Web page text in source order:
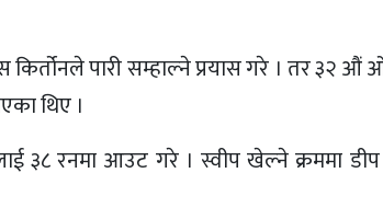
पारी सम्हाल्ने प्रयास गरे । तर ३२
थिए ।
३८ रनमा आउट गरे । स्वीप खेल्ने क्रममा